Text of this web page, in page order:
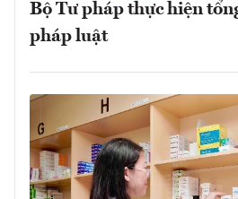
Bộ Tư pháp thực hiện
pháp luật